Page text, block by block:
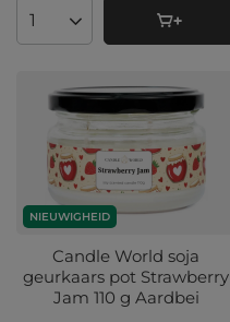
Aantal producten
NIEUWIGHEID
Candle World soja
geurkaars pot Strawberry
Jam 110 g Aardbei